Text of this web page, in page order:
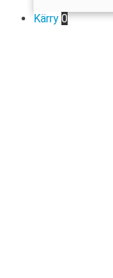
Kärry 0